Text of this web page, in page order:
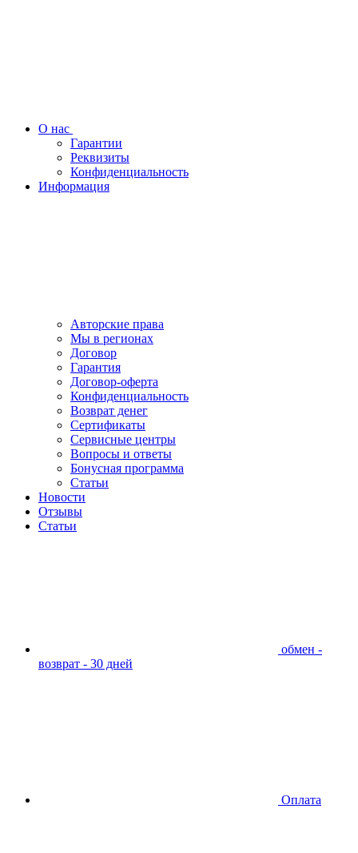
О нас
Гарантии
Реквизиты
Конфиденциальность
Информация
Авторские права
Мы в регионах
Договор
Гарантия
Договор-оферта
Конфиденциальность
Возврат денег
Сертификаты
Сервисные центры
Вопросы и ответы
Бонусная программа
Статьи
Новости
Отзывы
Статьи
обмен -
возврат - 30 дней
Оплата